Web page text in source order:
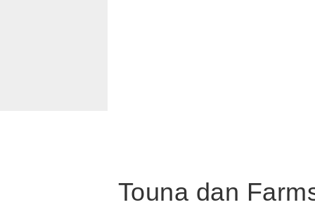
Touna dan